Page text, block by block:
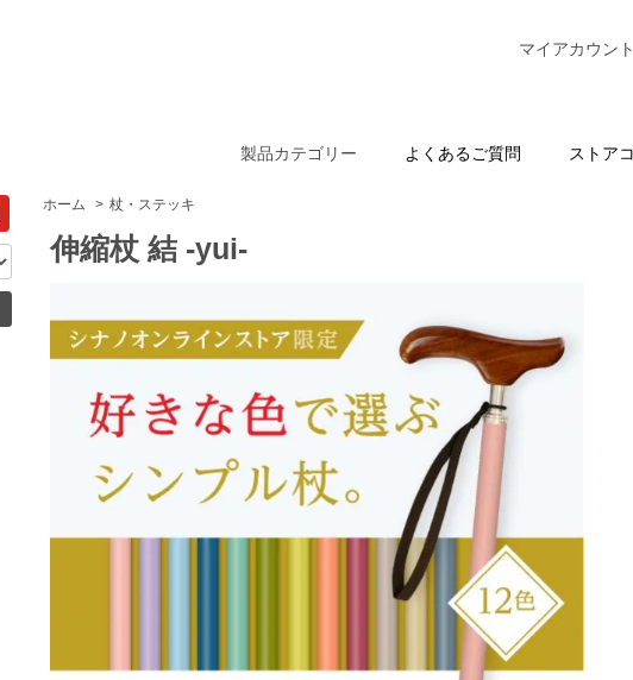
マイアカウント
製品カテゴリー よくあるご質問 ストア
ホーム > 杖・ステッキ
伸縮杖 結 -yui-